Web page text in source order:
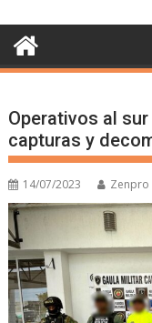
Operativos al
capturas y
14/07/2023 Zenpro